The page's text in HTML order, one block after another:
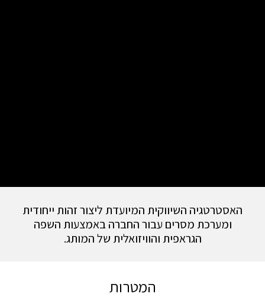
האסטרטגיה השיווקית המיועדת ליצור זהות ייחודית
ומערכת מסרים עבור החברה באמצעות השפה
הגראפית והוויזואלית של המותג.
המטרות